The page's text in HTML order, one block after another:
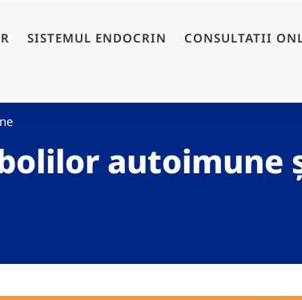
SISTEMUL ENDOCRIN CONSULTATII
autoimune